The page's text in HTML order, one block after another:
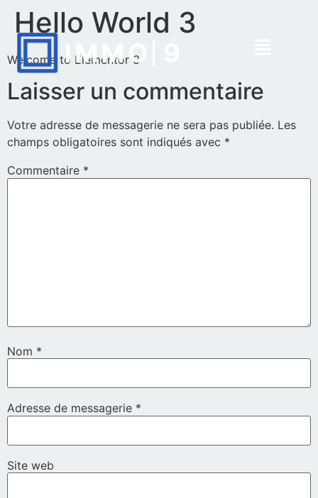
Hello World 3
Welcome to Elementor 3
Laisser un commentaire
Votre adresse de messagerie ne sera pas publiée. Les
champs obligatoires sont indiqués avec *
Commentaire *
Nom *
Adresse de messagerie *
Site web